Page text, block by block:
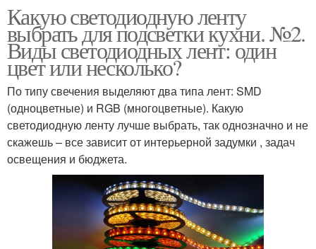
Какую светодиодную ленту
выбрать для подсветки кухни. №2.
Виды светодиодных лент: один
цвет или несколько?
По типу свечения выделяют два типа лент: SMD
(одноцветные) и RGB (многоцветные). Какую
светодиодную ленту лучше выбрать, так однозначно и не
скажешь – все зависит от интерьерной задумки , задач
освещения и бюджета.